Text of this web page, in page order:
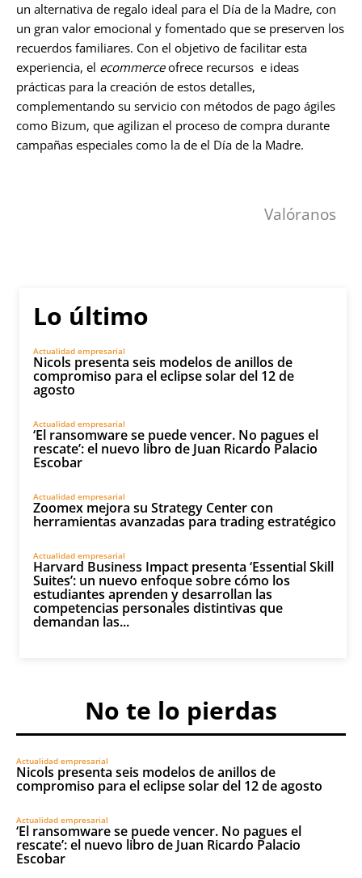
un alternativa de regalo ideal para el Día de la Madre, con
un gran valor emocional y fomentado que se preserven los
recuerdos familiares. Con el objetivo de facilitar esta
experiencia, el ecommerceofrece recursos e ideas
prácticas para la creación de estos detalles,
complementando su servicio con métodos de pago ágiles
como Bizum, que agilizan el proceso de compra durante
campañas especiales como la de el Día de la Madre.
Valóranos
Lo último
Actualidad empresarial
Nicols presenta seis modelos de anillos de
compromiso para el eclipse solar del 12 de
agosto
Actualidad empresarial
‘El ransomware se puede vencer. No pagues el
rescate’: el nuevo libro de Juan Ricardo Palacio
Escobar
Actualidad empresarial
Zoomex mejora su Strategy Center con
herramientas avanzadas para trading estratégico
Actualidad empresarial
Harvard Business Impact presenta ‘Essential Skill
Suites’: un nuevo enfoque sobre cómo los
estudiantes aprenden y desarrollan las
competencias personales distintivas que
demandan las...
No te lo pierdas
Actualidad empresarial
Nicols presenta seis modelos de anillos de
compromiso para el eclipse solar del 12 de agosto
Actualidad empresarial
‘El ransomware se puede vencer. No pagues el
rescate’: el nuevo libro de Juan Ricardo Palacio
Escobar